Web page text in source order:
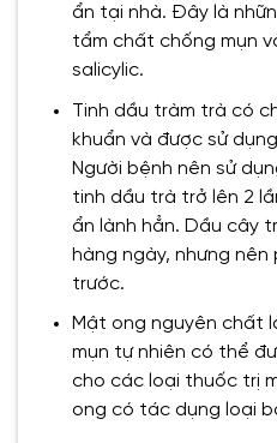
ẩn tại nhà. Đây là
tẩm chất chống mụn
salicylic.
Tinh dầu tràm trà có
khuẩn và được sử
Người bệnh nên sử
tinh dầu trà trở lên 2
ẩn lành hẳn. Dầu cây
hàng ngày, nhưng
trước.
Mật ong nguyên chất
mụn tự nhiên có thể
cho các loại thuốc trị
ong có tác dụng loại